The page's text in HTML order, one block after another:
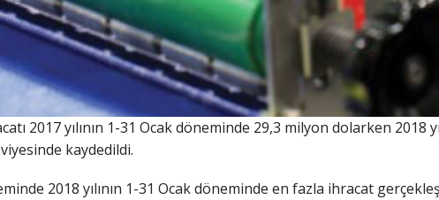
2017 yılının 1-31 Ocak döneminde 29,3 milyon dolarken 2018
kaydedildi.
2018 yılının 1-31 Ocak döneminde en fazla ihracat